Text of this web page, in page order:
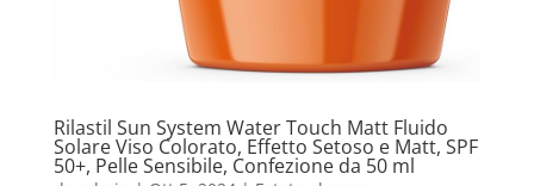
Rilastil Sun System Water Touch Matt Fluido
Solare Viso Colorato, Effetto Setoso e Matt, SPF
50+, Pelle Sensibile, Confezione da 50 ml